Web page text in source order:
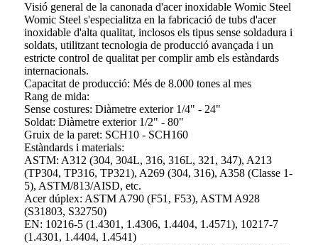
Visió general de la canonada d'acer inoxidable Womic Steel
Womic Steel s'especialitza en la fabricació de tubs d'acer
inoxidable d'alta qualitat, inclosos els tipus sense soldadura i
soldats, utilitzant tecnologia de producció avançada i un
estricte control de qualitat per complir amb els estàndards
internacionals.
Capacitat de producció: Més de 8.000 tones al mes
Rang de mida:
Sense costures: Diàmetre exterior 1/4" - 24"
Soldat: Diàmetre exterior 1/2" - 80"
Gruix de la paret: SCH10 - SCH160
Estàndards i materials:
ASTM: A312 (304, 304L, 316, 316L, 321, 347), A213
(TP304, TP316, TP321), A269 (304, 316), A358 (Classe 1-
5), ASTM/813/AISD, etc.
Acer dúplex: ASTM A790 (F51, F53), ASTM A928
(S31803, S32750)
EN: 10216-5 (1.4301, 1.4306, 1.4404, 1.4571), 10217-7
(1.4301, 1.4404, 1.4541)